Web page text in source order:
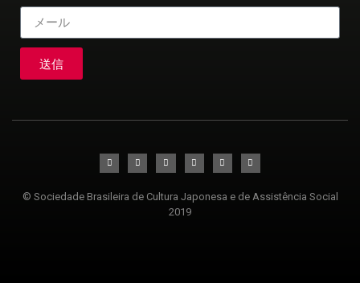
送信
© Sociedade Brasileira de Cultura Japonesa e de Assistência Social
2019